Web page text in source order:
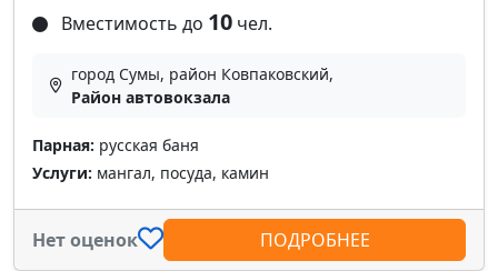
Вместимость до 10 чел.
город Сумы, район Ковпаковский,
Район автовокзала
Парная: русская баня
Услуги: мангал, посуда, камин
Нет оценок ПОДРОБНЕЕ